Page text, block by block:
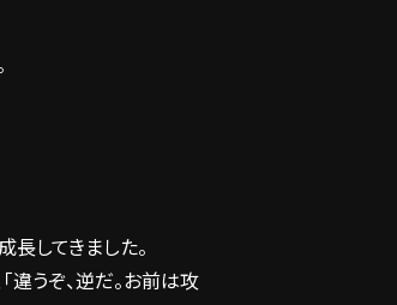
してきました。
違うぞ、逆だ。お前は攻